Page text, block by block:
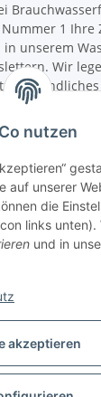
Nummer 1
unserem
Wir
über
Fragen
mit Ihnen
Freunden,
Sie nicht
Ihre neue
wir Ihre
zu. Nach der
Sie umgehend
wir weitere
sie
Retouren
nutzen
auf unserer
die
links unten).
und in
akzeptieren